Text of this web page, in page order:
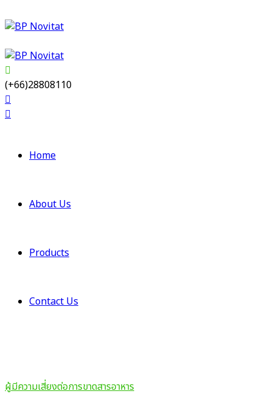
(+66)28808110
Home
About Us
Products
Contact Us
ผู้มีความเสี่ยงต่อการขาดสารอาหาร